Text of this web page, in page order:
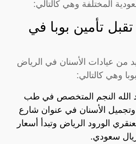
المختلفة وهي كالتالي:
تأمين بوبا في
من عيادات الأسنان في الرياض
وهي كالتالي:
الله النجم المتخصص في طب
وتجميل الأسنان في عنوان شارع
الورود الرياض وتبدأ أسعار